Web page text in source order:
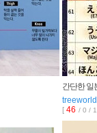
간단한 일
treeworld
[ 46 / 0 /